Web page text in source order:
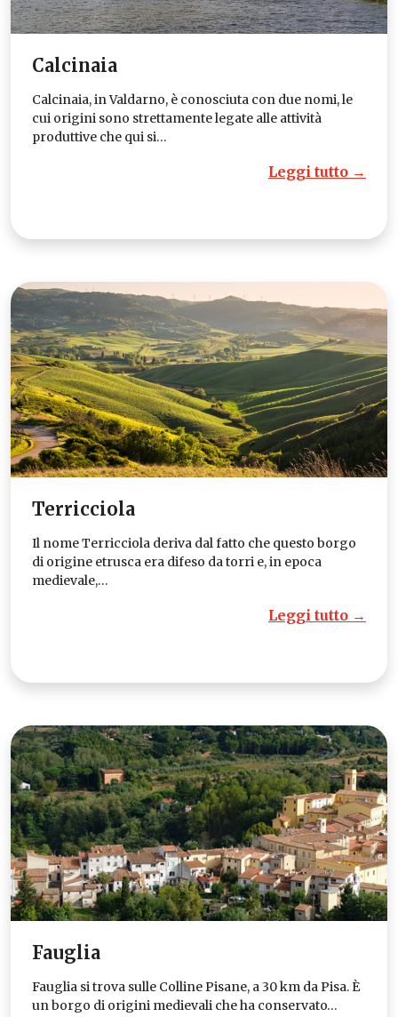
Calcinaia
Calcinaia, in Valdarno, è conosciuta con due nomi, le
cui origini sono strettamente legate alle attività
produttive che qui si…
Leggi tutto →
Terricciola
Il nome Terricciola deriva dal fatto che questo borgo
di origine etrusca era difeso da torri e, in epoca
medievale,…
Leggi tutto →
Fauglia
Fauglia si trova sulle Colline Pisane, a 30 km da Pisa. È
un borgo di origini medievali che ha conservato…